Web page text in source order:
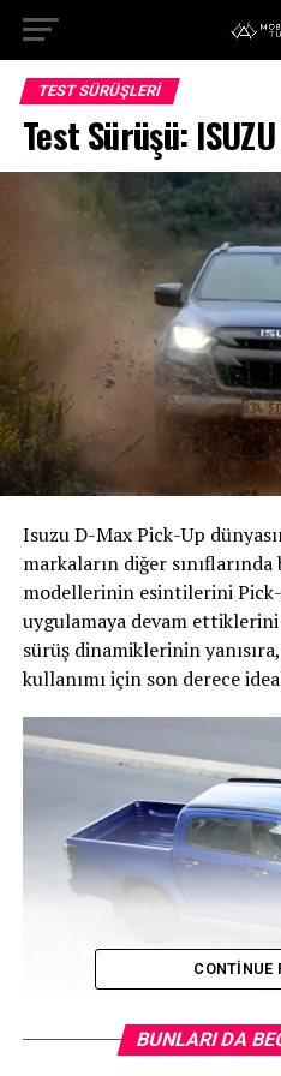
TEST SÜRÜŞLERI
Test Sürüşü:
Isuzu D-Max Pick-Up
markaların diğer
modellerinin esintilerini Pick-
uygulamaya devam
sürüş dinamiklerinin
kullanımı için son derece
Isuzu D-Max’in tamamen
daha hırçın ve modern bir
CONTINUE
BUNLARI DA